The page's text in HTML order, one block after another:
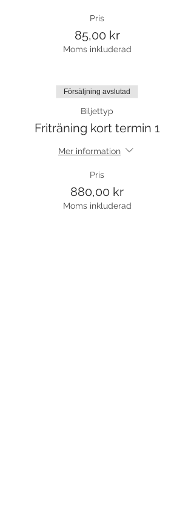
Pris
85,00 kr
Moms inkluderad
Försäljning avslutad
Biljettyp
Friträning kort termin 1
Mer information
Pris
880,00 kr
Moms inkluderad